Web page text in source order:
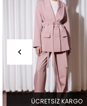
ÜCRETSIZ KARGO